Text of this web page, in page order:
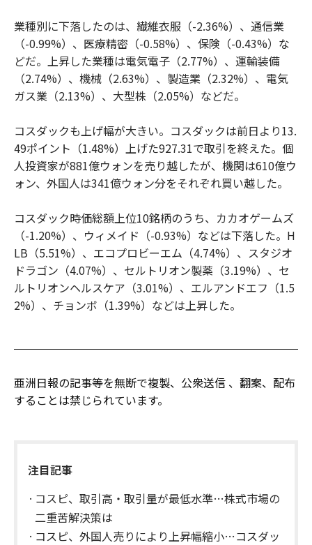
業種別に下落したのは、繊維衣服（-2.36%）、通信業
（-0.99%）、医療精密（-0.58%）、保険（-0.43%）な
どだ。上昇した業種は電気電子（2.77%）、運輸装備
（2.74%）、機械（2.63%）、製造業（2.32%）、電気
ガス業（2.13%）、大型株（2.05%）などだ。
コスダックも上げ幅が大きい。コスダックは前日より13.
49ポイント（1.48%）上げた927.31で取引を終えた。個
人投資家が881億ウォンを売り越したが、機関は610億ウ
ォン、外国人は341億ウォン分をそれぞれ買い越した。
コスダック時価総額上位10銘柄のうち、カカオゲームズ
（-1.20%）、ウィメイド（-0.93%）などは下落した。H
LB（5.51%）、エコプロビーエム（4.74%）、スタジオ
ドラゴン（4.07%）、セルトリオン製薬（3.19%）、セ
ルトリオンヘルスケア（3.01%）、エルアンドエフ（1.5
2%）、チョンボ（1.39%）などは上昇した。
亜洲日報の記事等を無断で複製、公衆送信 、翻案、配布
することは禁じられています。
注目記事
コスピ、取引高・取引量が最低水準…株式市場の
二重苦解決策は
コスピ、外国人売りにより上昇幅縮小…コスダッ